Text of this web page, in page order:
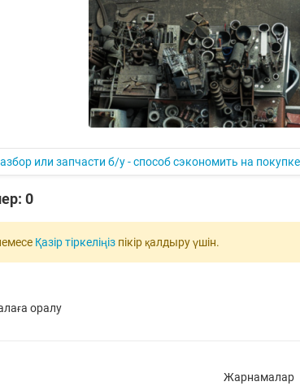
или запчасти б/у - способ сэкономить на покупке
0
Қазір тіркеліңіз пікір қалдыру үшін.
оралу
Жарнамалар